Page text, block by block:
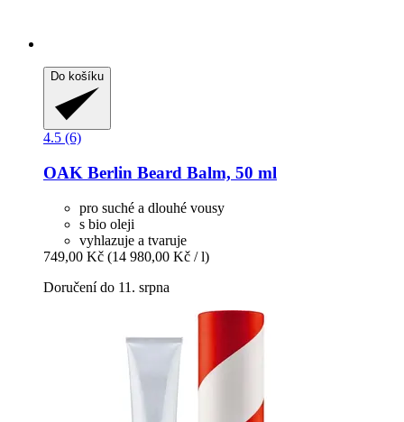
Do košíku
4.5 (6)
OAK Berlin Beard Balm, 50 ml
pro suché a dlouhé vousy
s bio oleji
vyhlazuje a tvaruje
749,00 Kč (14 980,00 Kč / l)
Doručení do 11. srpna